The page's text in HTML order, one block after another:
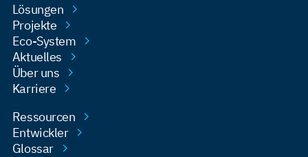
Lösungen
Projekte
Eco-System
Aktuelles
Über uns
Karriere
Ressourcen
Entwickler
Glossar